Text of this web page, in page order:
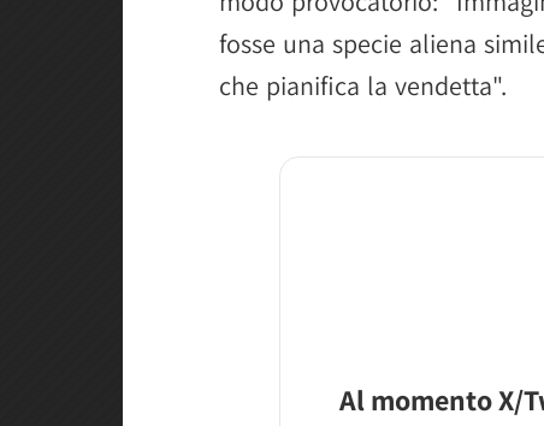
fosse una specie aliena
che pianifica la vendetta".
Al momento X/